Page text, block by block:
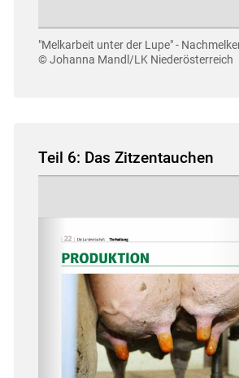
"Melkarbeit unter der Lupe" -
© Johanna Mandl/LK Niederösterreich
Teil 6: Das Zitzentauchen